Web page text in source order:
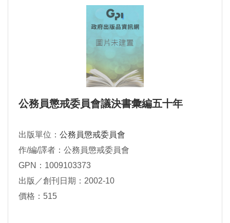
公務員懲戒委員會議決書彙編五十年
出版單位： 公務員懲戒委員會
作/編/譯者：公務員懲戒委員會
GPN：1009103373
出版／創刊日期：2002-10
價格：515